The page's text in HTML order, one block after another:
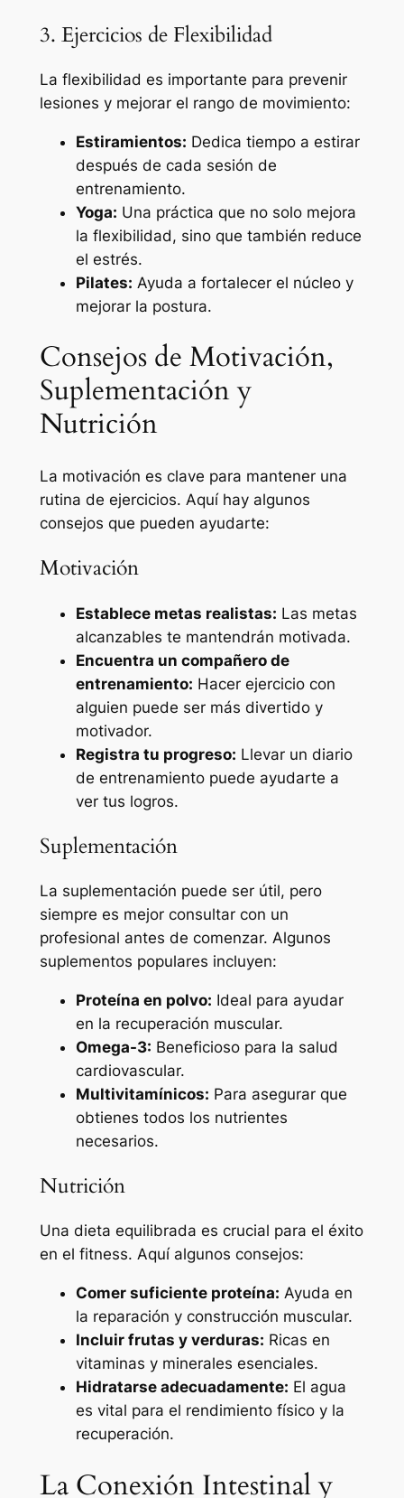
3. Ejercicios de Flexibilidad
La flexibilidad es importante para prevenir
lesiones y mejorar el rango de movimiento:
Estiramientos: Dedica tiempo a estirar
después de cada sesión de
entrenamiento.
Yoga: Una práctica que no solo mejora
la flexibilidad, sino que también reduce
el estrés.
Pilates: Ayuda a fortalecer el núcleo y
mejorar la postura.
Consejos de Motivación,
Suplementación y
Nutrición
La motivación es clave para mantener una
rutina de ejercicios. Aquí hay algunos
consejos que pueden ayudarte:
Motivación
Establece metas realistas: Las metas
alcanzables te mantendrán motivada.
Encuentra un compañero de
entrenamiento: Hacer ejercicio con
alguien puede ser más divertido y
motivador.
Registra tu progreso: Llevar un diario
de entrenamiento puede ayudarte a
ver tus logros.
Suplementación
La suplementación puede ser útil, pero
siempre es mejor consultar con un
profesional antes de comenzar. Algunos
suplementos populares incluyen:
Proteína en polvo: Ideal para ayudar
en la recuperación muscular.
Omega-3: Beneficioso para la salud
cardiovascular.
Multivitamínicos: Para asegurar que
obtienes todos los nutrientes
necesarios.
Nutrición
Una dieta equilibrada es crucial para el éxito
en el fitness. Aquí algunos consejos:
Comer suficiente proteína: Ayuda en
la reparación y construcción muscular.
Incluir frutas y verduras: Ricas en
vitaminas y minerales esenciales.
Hidratarse adecuadamente: El agua
es vital para el rendimiento físico y la
recuperación.
La Conexión Intestinal y